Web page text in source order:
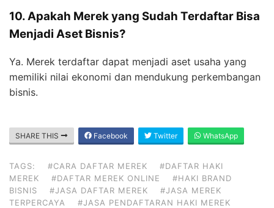
10. Apakah Merek yang Sudah Terdaftar Bisa
Menjadi Aset Bisnis?
Ya. Merek terdaftar dapat menjadi aset usaha yang
memiliki nilai ekonomi dan mendukung perkembangan
bisnis.
SHARE THIS Facebook Twitter WhatsApp
TAGS: #CARA DAFTAR MEREK
#DAFTAR HAKI
MEREK
#DAFTAR MEREK ONLINE
#HAKI BRAND
BISNIS
#JASA DAFTAR MEREK
#JASA MEREK
TERPERCAYA
#JASA PENDAFTARAN HAKI MEREK